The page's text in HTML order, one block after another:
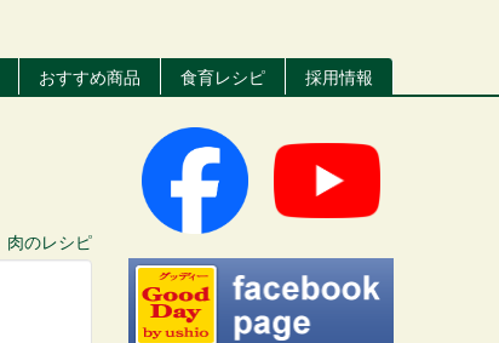
おすすめ商品 食育レシピ 採用情報
肉のレシピ